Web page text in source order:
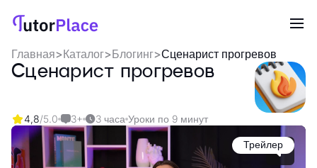
Главная>Каталог>Блогинг>Сценарист прогревов
Сценарист прогревов
4,8/5.0 3+ 3 часа Уроки по 9 минут
Трейлер